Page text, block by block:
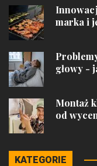
marka i
głowy -
Montaż
od
KATEGORIE